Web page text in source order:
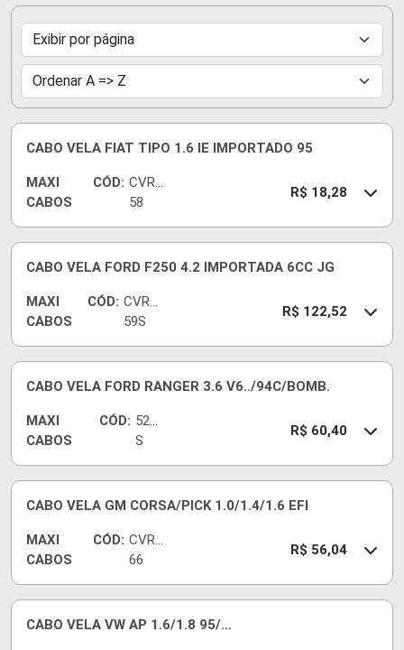
CABO VELA FIAT TIPO 1.6 IE IMPORTADO 95
MAXI
CABOS
CÓD: CVRT
58
R$ 18,28
CABO VELA FORD F250 4.2 IMPORTADA 6CC JG
MAXI
CABOS
CÓD: CVR52
59S
R$ 122,52
CABO VELA FORD RANGER 3.6 V6../94C/BOMB.
MAXI
CABOS
CÓD: 5252
S
R$ 60,40
CABO VELA GM CORSA/PICK 1.0/1.4/1.6 EFI
MAXI
CABOS
CÓD: CVRG
66
R$ 56,04
CABO VELA VW AP 1.6/1.8 95/...